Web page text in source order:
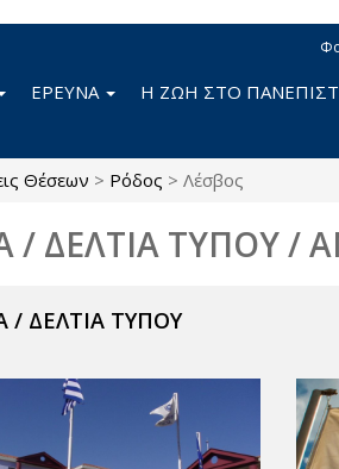
ΕΡΕΥΝΑ Η ΖΩΗ ΣΤΟ
Θέσεων > Ρόδος > Λέσβος
/ ΔΕΛΤΙΑ ΤΥΠΟΥ /
/ ΔΕΛΤΙΑ ΤΥΠΟΥ